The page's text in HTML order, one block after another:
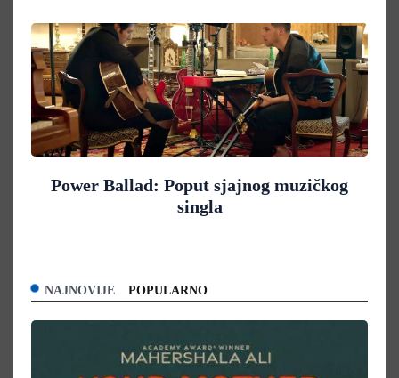
Power Ballad: Poput sjajnog muzičkog
singla
NAJNOVIJE POPULARNO